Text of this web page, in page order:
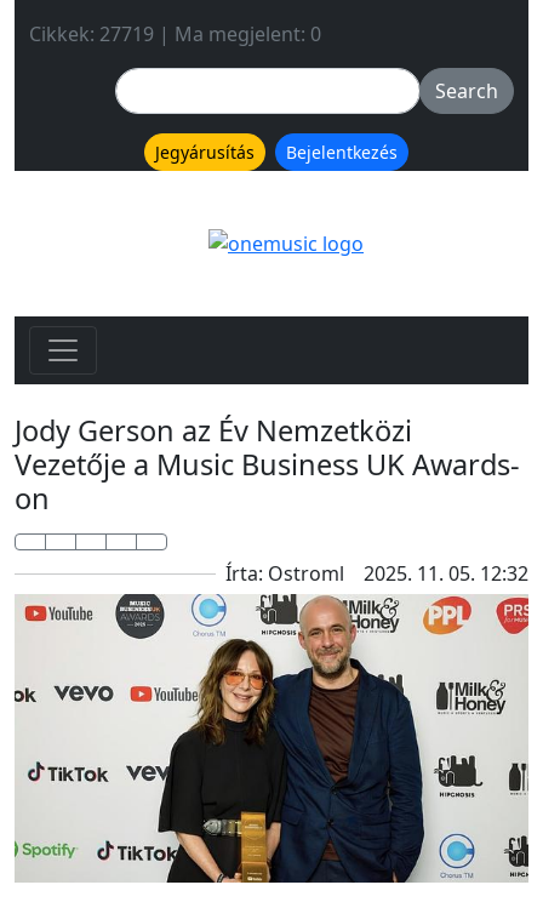
Cikkek: 27719 | Ma megjelent: 0
Jegyárusítás Bejelentkezés
Jody Gerson az Év Nemzetközi
Vezetője a Music Business UK Awards-
on
Írta: Ostroml 2025. 11. 05. 12:32